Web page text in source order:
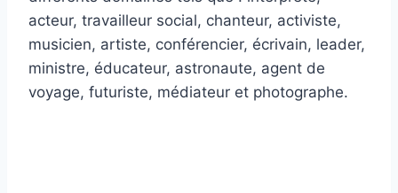
acteur, travailleur social, chanteur, activiste,
musicien, artiste, conférencier, écrivain, leader,
ministre, éducateur, astronaute, agent de
voyage, futuriste, médiateur et photographe.